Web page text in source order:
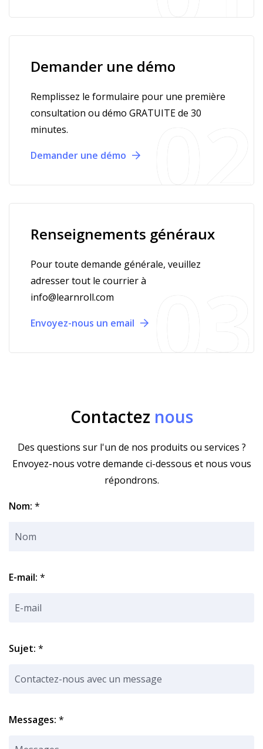
Demander une démo
Remplissez le formulaire pour une première
consultation ou démo GRATUITE de 30
minutes.
Demander une démo
Renseignements généraux
Pour toute demande générale, veuillez
adresser tout le courrier à
info@learnroll.com
Envoyez-nous un email
Contactez nous
Des questions sur l'un de nos produits ou services ?
Envoyez-nous votre demande ci-dessous et nous vous
répondrons.
Nom: *
E-mail: *
Sujet: *
Messages: *